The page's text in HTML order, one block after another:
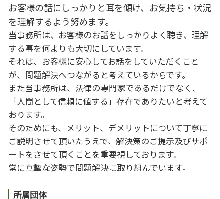
お客様の話にしっかりと耳を傾け、お気持ち・状況
を理解するよう努めます。
当事務所は、お客様のお話をしっかりよく聴き、理解
する事を何よりも大切にしています。
それは、お客様に安心してお話をしていただくこと
が、問題解決へつながると考えているからです。
また当事務所は、法律の専門家であるだけでなく、
「人間として信頼に値する」存在でありたいと考えて
おります。
そのためにも、メリット、デメリットについて丁寧に
ご説明させて頂いたうえで、解決策のご提示及びサポ
ートをさせて頂くことを重要視しております。
常に真摯な姿勢で問題解決に取り組んでいます。
所属団体